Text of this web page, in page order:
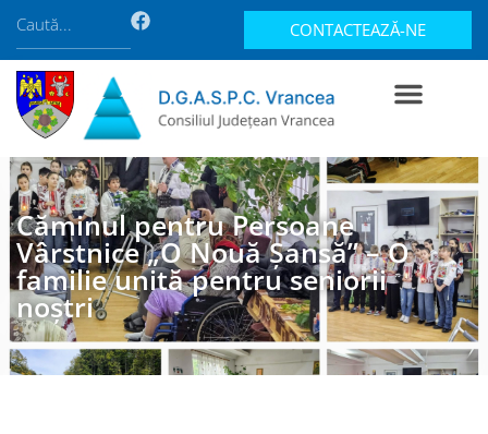
CONTACTEAZĂ-NE
Căminul pentru Persoane
Vârstnice „O Nouă Șansă” – O
familie unită pentru seniorii
noștri